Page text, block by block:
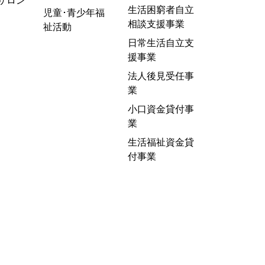
児童･青少年福
祉活動
生活困窮者自立
相談支援事業
日常生活自立支
援事業
法人後見受任事
業
小口資金貸付事
業
生活福祉資金貸
付事業